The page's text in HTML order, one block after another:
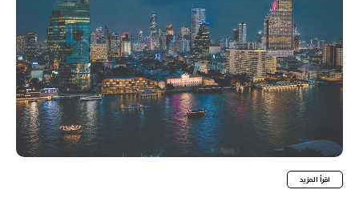
اقرأ المزيد